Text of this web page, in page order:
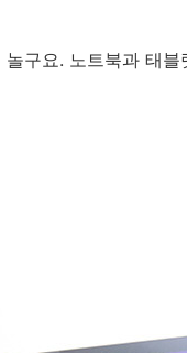
구요. 노트북과 태